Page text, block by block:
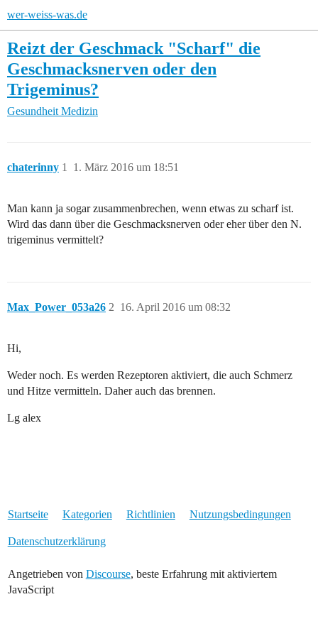
wer-weiss-was.de
Reizt der Geschmack "Scharf" die
Geschmacksnerven oder den
Trigeminus?
Gesundheit Medizin
chaterinny 1. März 2016 um 18:51
1
Man kann ja sogar zusammenbrechen, wenn etwas zu scharf ist.
Wird das dann über die Geschmacksnerven oder eher über den N.
trigeminus vermittelt?
Max_Power_053a26 16. April 2016 um 08:32
2
Hi,
Weder noch. Es werden Rezeptoren aktiviert, die auch Schmerz
und Hitze vermitteln. Daher auch das brennen.
Lg alex
Startseite Kategorien Richtlinien Nutzungsbedingungen
Datenschutzerklärung
Angetrieben von Discourse, beste Erfahrung mit aktiviertem
JavaScript